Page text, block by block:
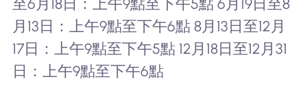
至6月18日：上午9點至下午5點 6月19日至8
月13日：上午9點至下午6點 8月13日至12月
17日：上午9點至下午5點 12月18日至12月31
日：上午9點至下午6點